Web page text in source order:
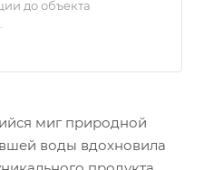
до объекта
миг природной
воды вдохновила